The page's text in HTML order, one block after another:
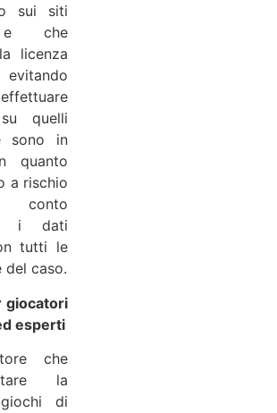
sui siti
e che
licenza
quelli
sono in
quanto
a rischio
conto
i dati
tutti le
del caso.
giocatori
esperti
che
la
di